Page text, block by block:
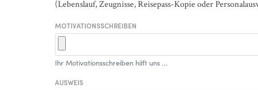
(Lebenslauf, Zeugnisse, Reisepass-Kopie oder
MOTIVATIONSSCHREIBEN
Ihr Motivationsschreiben hilft uns ...
AUSWEIS